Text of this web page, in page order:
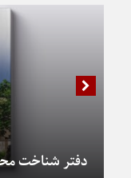
دفتر شناخت